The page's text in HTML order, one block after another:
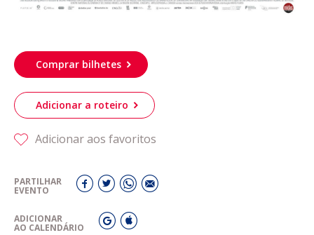
Comprar bilhetes
Adicionar a roteiro
Adicionar aos favoritos
PARTILHAR
EVENTO
ADICIONAR
AO CALENDÁRIO